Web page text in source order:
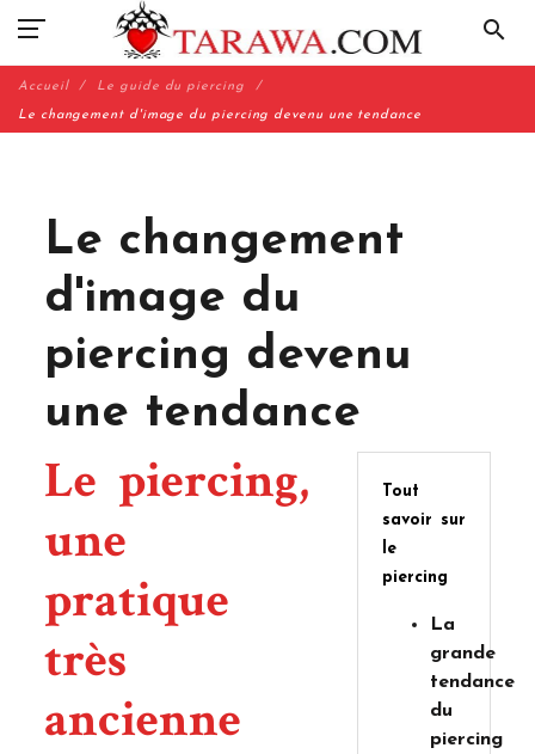
search
Accueil Le guide du piercing
Le changement d'image du piercing devenu une tendance
Le changement
d'image du
piercing devenu
une tendance
Tout
savoir sur
le
piercing
La
grande
tendance
du
piercing
Le piercing,
une
pratique
très
ancienne